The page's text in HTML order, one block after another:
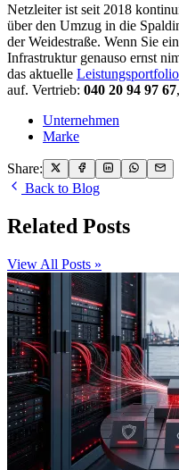
Netzleiter ist seit 2018
über den Umzug in die
der Weidestraße. Wenn Sie
Infrastruktur genauso ernst
das aktuelle Leistungsportfolio
auf. Vertrieb: 040 20 94 97 67,
Unternehmen
Marke
Share:
Back to Blog
Related Posts
View All Posts »